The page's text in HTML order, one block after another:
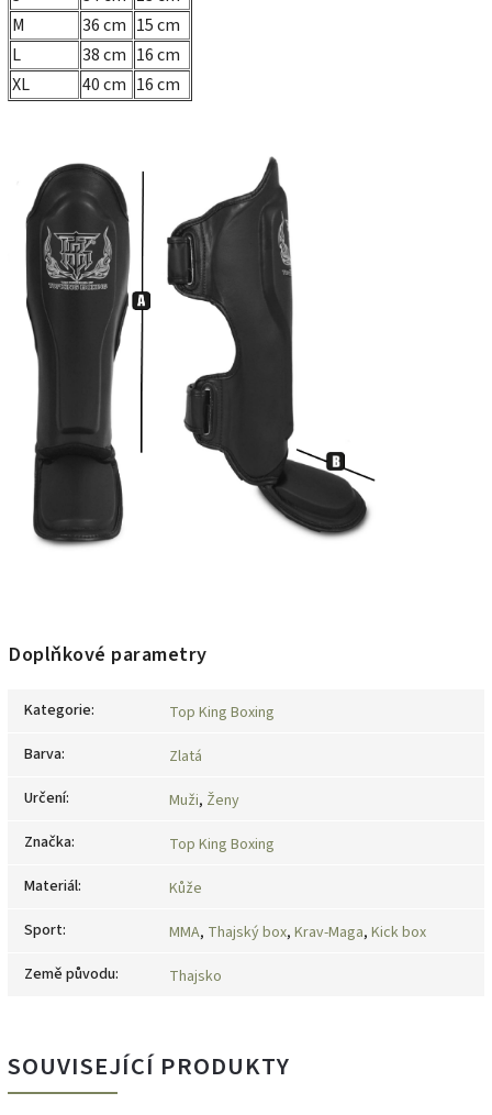
M
36 cm 15 cm
L
38 cm 16 cm
XL
40 cm 16 cm
Doplňkové parametry
Kategorie:
Top King Boxing
Barva:
Zlatá
Určení: Muži, Ženy
Značka:
Top King Boxing
Materiál:
Kůže
Sport: MMA, Thajský box, Krav-Maga, Kick box
Země původu: Thajsko
SOUVISEJÍCÍ PRODUKTY